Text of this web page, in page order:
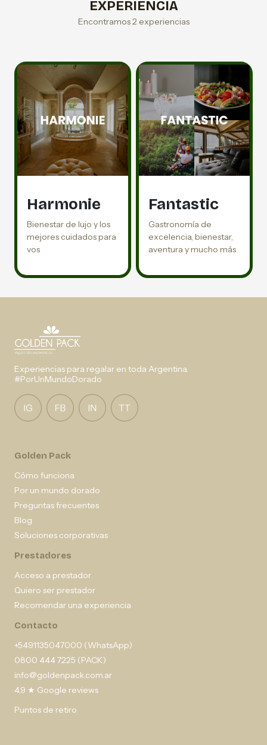
EXPERIENCIA
Encontramos 2 experiencias
Harmonie
Bienestar de lujo y los
mejores cuidados para
vos
Fantastic
Gastronomía de
excelencia, bienestar,
aventura y mucho más
Experiencias para regalar en toda Argentina.
#PorUnMundoDorado
Golden Pack
Cómo funciona
Por un mundo dorado
Preguntas frecuentes
Blog
Soluciones corporativas
Prestadores
Acceso a prestador
Quiero ser prestador
Recomendar una experiencia
Contacto
+5491135047000 (WhatsApp)
0800 444 7225 (PACK)
info@goldenpack.com.ar
4,9 ★ Google reviews
Puntos de retiro